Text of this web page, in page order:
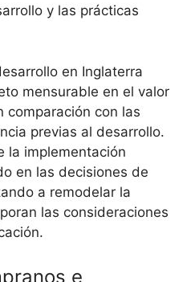
y las prácticas
en Inglaterra
mensurable en el valor
comparación con las
previas al desarrollo.
la implementación
en las decisiones de
a remodelar la
las consideraciones
e